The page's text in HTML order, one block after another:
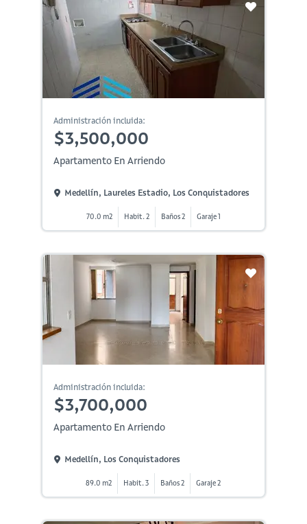
Administración incluida:
$3,500,000
Apartamento En Arriendo
Medellín, Laureles Estadio, Los Conquistadores
70.0 m2 Habit. 2 Baños 2 Garaje 1
Administración incluida:
$3,700,000
Apartamento En Arriendo
Medellín, Los Conquistadores
89.0 m2 Habit. 3 Baños 2 Garaje 2